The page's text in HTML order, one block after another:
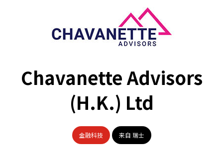
Chavanette Advisors
(H.K.) Ltd
金融科技 来自 瑞士